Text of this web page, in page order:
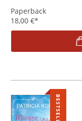
Paperback
18,00 €*
BESTSELLER